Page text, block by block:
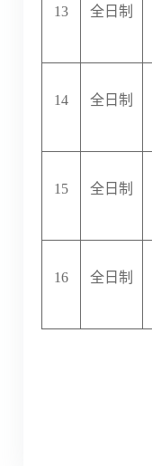
13 全日制
14 全日制
15 全日制
16 全日制